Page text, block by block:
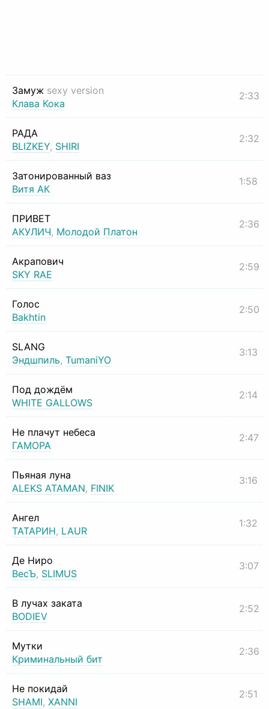
Замуж sexy version
Клава Кока
2:33
РАДА
BLIZKEY, SHIRI
2:32
Затонированный ваз
Витя АК
1:58
ПРИВЕТ
АКУЛИЧ, Молодой Платон
2:36
Акрапович
SKY RAE
2:59
Голос
Bakhtin
2:50
SLANG
Эндшпиль, TumaniYO
3:13
Под дождём
WHITE GALLOWS
2:14
Не плачут небеса
ГАМОРА
2:47
Пьяная луна
ALEKS ATAMAN, FINIK
3:16
Ангел
ТАТАРИН, LAUR
1:32
Де Ниро
ВесЪ, SLIMUS
3:07
В лучах заката
BODIEV
2:52
Мутки
Криминальный бит
2:36
Не покидай
SHAMI, XANNI
2:51